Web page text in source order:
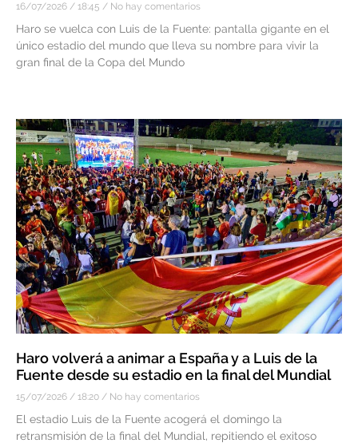
16/07/2026 18:45 No hay comentarios
Haro se vuelca con Luis de la Fuente: pantalla gigante en el
único estadio del mundo que lleva su nombre para vivir la
gran final de la Copa del Mundo
Haro volverá a animar a España y a Luis de la
Fuente desde su estadio en la final del Mundial
15/07/2026 18:20 No hay comentarios
El estadio Luis de la Fuente acogerá el domingo la
retransmisión de la final del Mundial, repitiendo el exitoso